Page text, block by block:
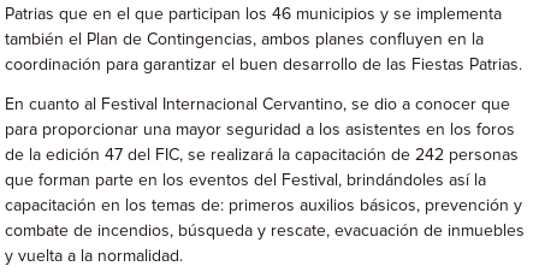
Patrias que en el que participan los 46 municipios y se implementa
también el Plan de Contingencias, ambos planes confluyen en la
coordinación para garantizar el buen desarrollo de las Fiestas Patrias.
En cuanto al Festival Internacional Cervantino, se dio a conocer que
para proporcionar una mayor seguridad a los asistentes en los foros
de la edición 47 del FIC, se realizará la capacitación de 242 personas
que forman parte en los eventos del Festival, brindándoles así la
capacitación en los temas de: primeros auxilios básicos, prevención y
combate de incendios, búsqueda y rescate, evacuación de inmuebles
y vuelta a la normalidad.